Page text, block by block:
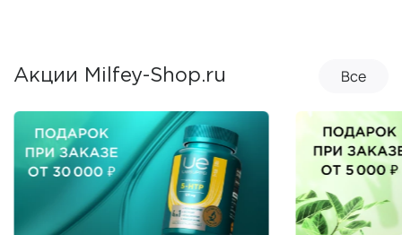
Акции Milfey-Shop.ru Все